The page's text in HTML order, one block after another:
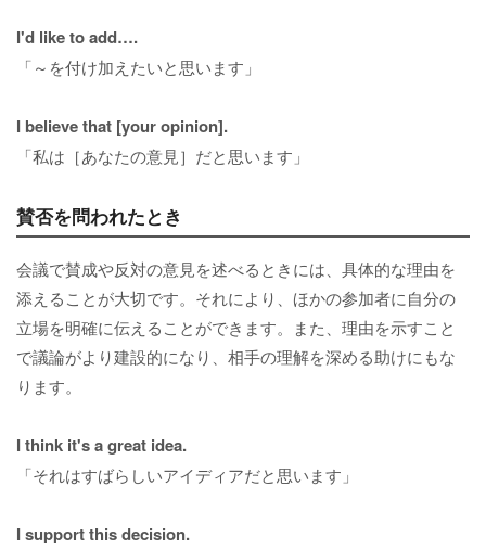
I'd like to add….
「～を付け加えたいと思います」
I believe that [your opinion].
「私は［あなたの意見］だと思います」
賛否を問われたとき
会議で賛成や反対の意見を述べるときには、具体的な理由を
添えることが大切です。それにより、ほかの参加者に自分の
立場を明確に伝えることができます。また、理由を示すこと
で議論がより建設的になり、相手の理解を深める助けにもな
ります。
I think it's a great idea.
「それはすばらしいアイディアだと思います」
I support this decision.